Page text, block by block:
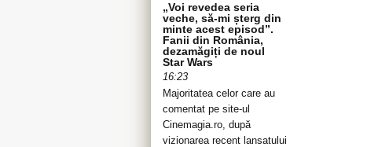
„Voi revedea seria
veche, să-mi șterg din
minte acest episod”.
Fanii din România,
dezamăgiți de noul
Star Wars
16:23
Majoritatea celor care au
comentat pe site-ul
Cinemagia.ro, după
vizionarea recent lansatului